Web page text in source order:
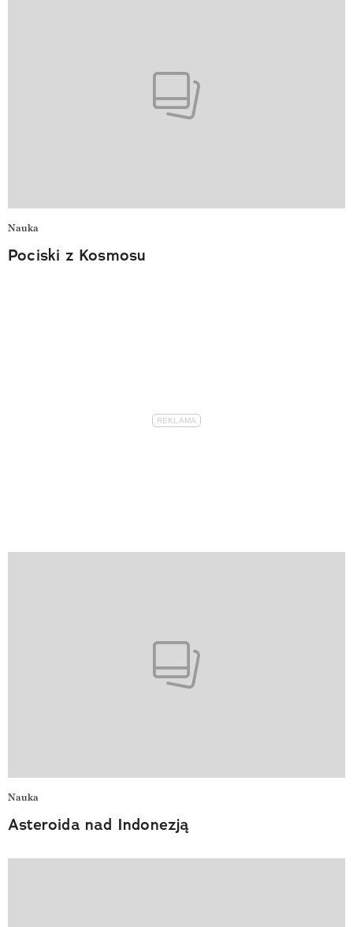
Nauka
Pociski z Kosmosu
Nauka
Asteroida nad Indonezją